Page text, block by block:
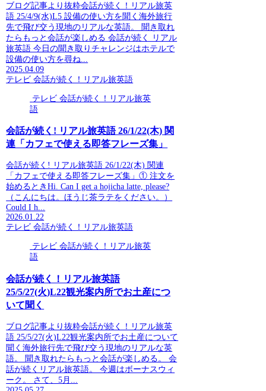
ブログ記事より抜粋会話が続く！リアル旅英
語 25/4/9(水)L5 設備の使い方を聞く海外旅行
先で飛び交う現地のリアルな英語。 聞き取れ
たらもっと会話が楽しめる 会話が続く リアル
旅英語 今日の聞き取りチャレンジはホテルで
設備の使い方を尋ね...
2025.04.09
テレビ 会話が続く！リアル旅英語
テレビ 会話が続く！リアル旅英
語
会話が続く! リアル旅英語 26/1/22(木) 関
連「カフェで使える即答フレーズ集」
会話が続く! リアル旅英語 26/1/22(木) 関連
「カフェで使える即答フレーズ集」① 注文を
始めるときHi. Can I get a hojicha latte, please?
（こんにちは。ほうじ茶ラテをください。）
Could I h...
2026.01.22
テレビ 会話が続く！リアル旅英語
テレビ 会話が続く！リアル旅英
語
会話が続く！リアル旅英語
25/5/27(火)L22観光案内所でお土産につ
いて聞く
ブログ記事より抜粋会話が続く！リアル旅英
語 25/5/27(火)L22観光案内所でお土産について
聞く海外旅行先で飛び交う現地のリアルな英
語。 聞き取れたらもっと会話が楽しめる。 会
話が続くリアル旅英語。 今週はボーナスウィ
ーク。 さて、5月...